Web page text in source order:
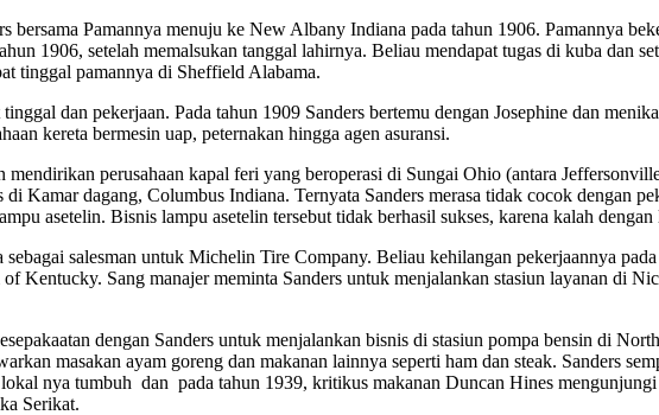
bersama Pamannya menuju ke New Albany Indiana pada tahun 1906. Pamannya
1906, setelah memalsukan tanggal lahirnya. Beliau mendapat tugas di kuba dan
tinggal pamannya di Sheffield Alabama.
dan pekerjaan. Pada tahun 1909 Sanders bertemu dengan Josephine dan
kereta bermesin uap, peternakan hingga agen asuransi.
mendirikan perusahaan kapal feri yang beroperasi di Sungai Ohio (antara
Kamar dagang, Columbus Indiana. Ternyata Sanders merasa tidak cocok dengan
asetelin. Bisnis lampu asetelin tersebut tidak berhasil sukses, karena kalah
salesman untuk Michelin Tire Company. Beliau kehilangan pekerjaannya
Kentucky. Sang manajer meminta Sanders untuk menjalankan stasiun layanan di
dengan Sanders untuk menjalankan bisnis di stasiun pompa bensin di
masakan ayam goreng dan makanan lainnya seperti ham dan steak. Sanders
nya tumbuh dan pada tahun 1939, kritikus makanan Duncan Hines mengunjungi
Serikat.